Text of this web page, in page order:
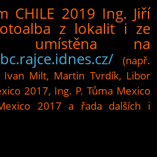
CHILE 2019 Ing. Jiří
z lokalit i ze
umístěna na
(např.
Ivan Milt, Martin Tvrdík, Libor
2017, Ing. P. Tůma Mexico
2017 a řada dalších i